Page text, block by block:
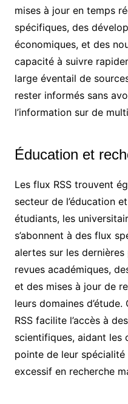
mises à jour en temps
spécifiques, des
économiques, et des
capacité à suivre
large éventail de
rester informés sans
l’information sur de
Éducation et
Les flux RSS trouvent
secteur de l’éducation
étudiants, les
s’abonnent à des flux
alertes sur les
revues académiques,
et des mises à jour de
leurs domaines
RSS facilite l’accès à
scientifiques, aidant les
pointe de leur
excessif en recherche